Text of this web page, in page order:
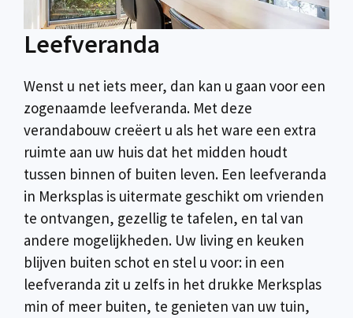
Leefveranda
Wenst u net iets meer, dan kan u gaan voor een
zogenaamde leefveranda. Met deze
verandabouw creëert u als het ware een extra
ruimte aan uw huis dat het midden houdt
tussen binnen of buiten leven. Een leefveranda
in Merksplas is uitermate geschikt om vrienden
te ontvangen, gezellig te tafelen, en tal van
andere mogelijkheden. Uw living en keuken
blijven buiten schot en stel u voor: in een
leefveranda zit u zelfs in het drukke Merksplas
min of meer buiten, te genieten van uw tuin,